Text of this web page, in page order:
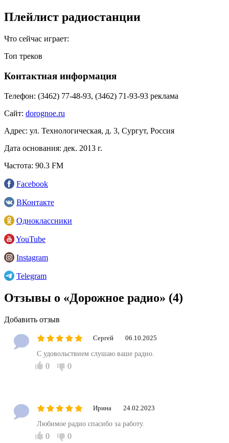
Плейлист радиостанции
Что сейчас играет:
Топ треков
Контактная информация
Телефон: (3462) 77-48-93, (3462) 71-93-93 реклама
Сайт: dorognoe.ru
Адрес: ул. Технологическая, д. 3, Сургут, Россия
Дата основания: дек. 2013 г.
Частота: 90.3 FM
Facebook
ВКонтакте
Одноклассники
YouTube
Instagram
Telegram
Отзывы о «Дорожное радио» (4)
Добавить отзыв
Сергей 06.10.2025
С удовольствием слушаю ваше радио.
0 0
Ирина 24.02.2023
Любимое радио спасибо за работу.
0 0